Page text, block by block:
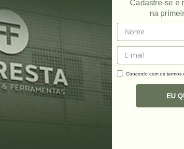
Cadastre-se e
na
Concordo com os termos
EU